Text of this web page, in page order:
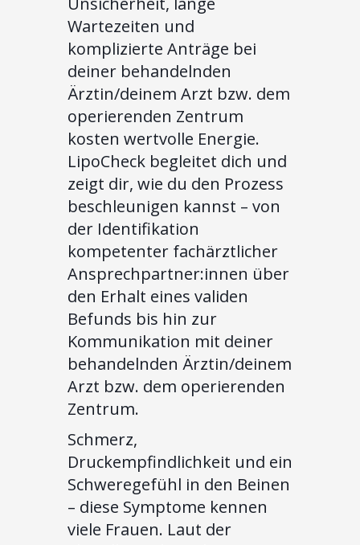
Wartezeiten und
komplizierte Anträge bei
deiner behandelnden
Ärztin/deinem Arzt bzw. dem
operierenden Zentrum
kosten wertvolle Energie.
LipoCheck begleitet dich und
zeigt dir, wie du den Prozess
beschleunigen kannst – von
der Identifikation
kompetenter fachärztlicher
Ansprechpartner:innen über
den Erhalt eines validen
Befunds bis hin zur
Kommunikation mit deiner
behandelnden Ärztin/deinem
Arzt bzw. dem operierenden
Zentrum.
Schmerz,
Druckempfindlichkeit und ein
Schweregefühl in den Beinen
– diese Symptome kennen
viele Frauen. Laut der